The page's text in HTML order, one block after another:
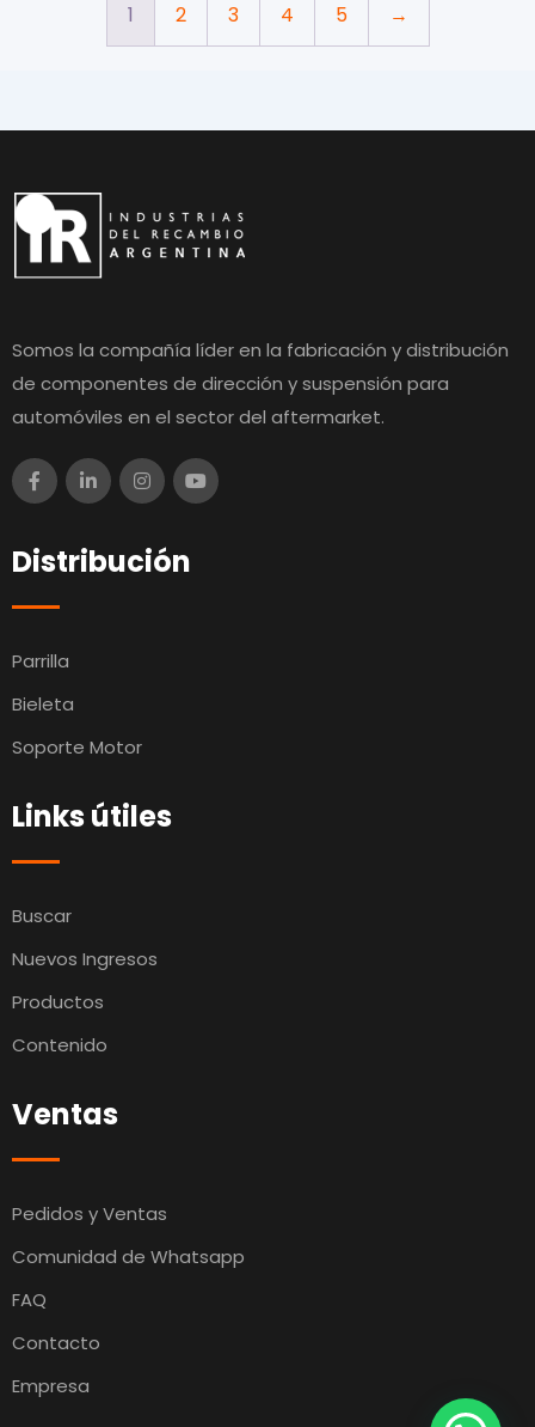
1 2 3 4 5 →
Somos la compañía líder en la fabricación y distribución
de componentes de dirección y suspensión para
automóviles en el sector del aftermarket.
Distribución
Parrilla
Bieleta
Soporte Motor
Links útiles
Buscar
Nuevos Ingresos
Productos
Contenido
Ventas
Pedidos y Ventas
Comunidad de Whatsapp
FAQ
Contacto
Empresa